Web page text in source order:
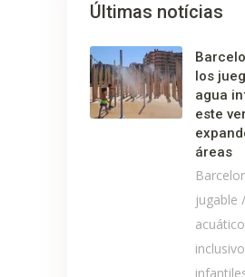
Últimas notícias
los
agua
este
áreas
jugable